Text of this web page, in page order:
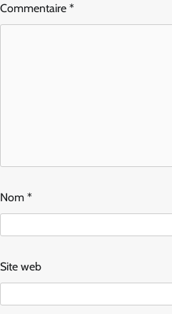
Commentaire *
Nom *
Site web